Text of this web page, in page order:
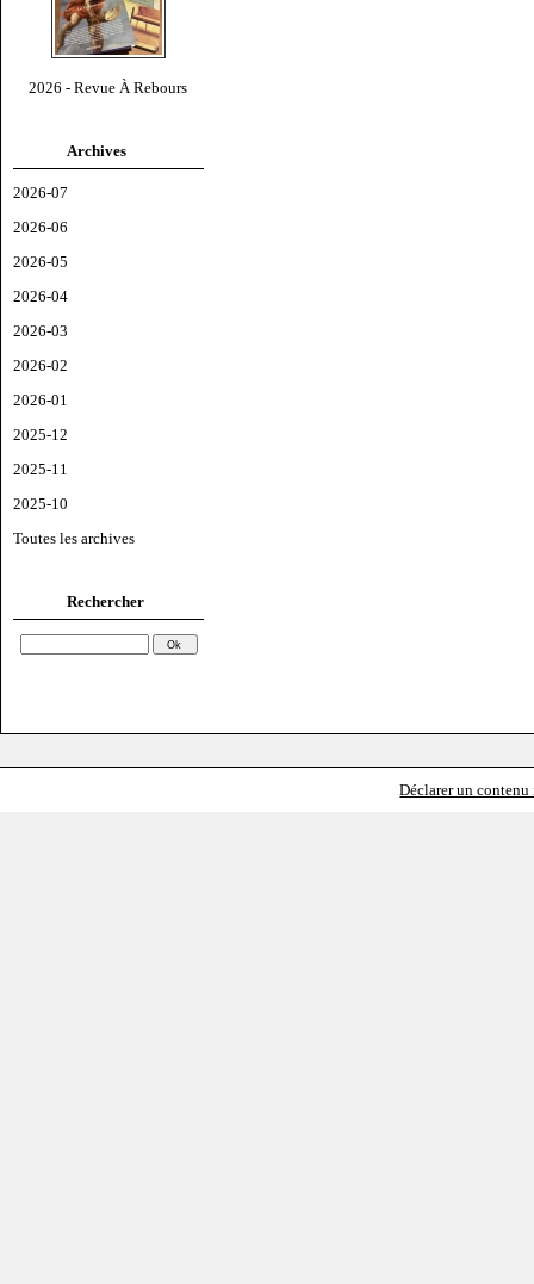
2026 - Revue À Rebours
Archives
2026-07
2026-06
2026-05
2026-04
2026-03
2026-02
2026-01
2025-12
2025-11
2025-10
Toutes les archives
Rechercher
Déclarer un